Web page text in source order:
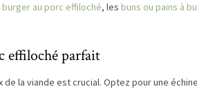
burger au porc effiloché, les buns ou pains à
effiloché parfait
de la viande est crucial. Optez pour une